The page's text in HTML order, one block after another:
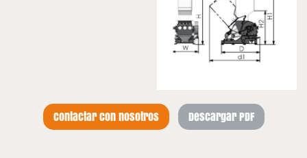
Contactar con nosotros Descargar PDF